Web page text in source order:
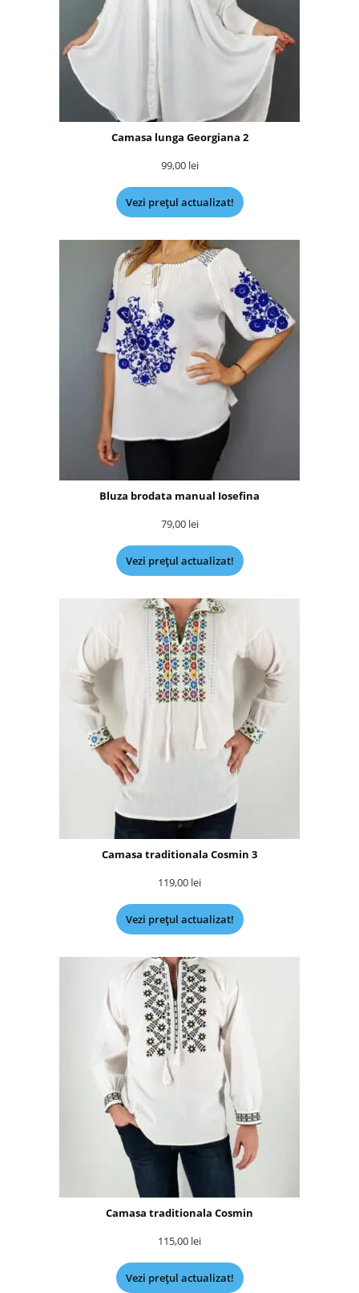
Camasa lunga Georgiana 2
99,00 lei
Vezi prețul actualizat!
Bluza brodata manual Iosefina
79,00 lei
Vezi prețul actualizat!
Camasa traditionala Cosmin 3
119,00 lei
Vezi prețul actualizat!
Camasa traditionala Cosmin
115,00 lei
Vezi prețul actualizat!